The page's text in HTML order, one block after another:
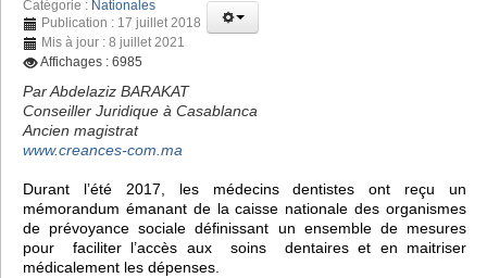
Catégorie : Nationales
Publication : 17 juillet 2018
Mis à jour : 8 juillet 2021
Affichages : 6985
Par Abdelaziz BARAKAT
Conseiller Juridique à Casablanca
Ancien magistrat
www.creances-com.ma
Durant l’été 2017, les médecins dentistes ont reçu un
mémorandum émanant de la caisse nationale des organismes
de prévoyance sociale définissant un ensemble de mesures
pour faciliter l’accès aux soins dentaires et en maitriser
médicalement les dépenses.